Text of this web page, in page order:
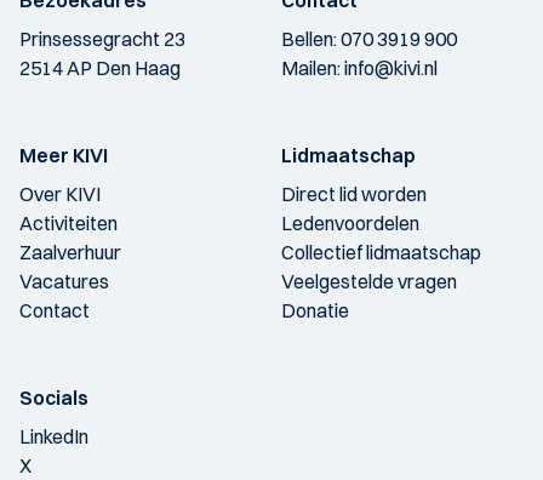
Prinsessegracht 23
2514 AP Den Haag
Bellen:070 3919 900
Mailen:info@kivi.nl
Meer KIVI
Over KIVI
Activiteiten
Zaalverhuur
Vacatures
Contact
Lidmaatschap
Direct lid worden
Ledenvoordelen
Collectief lidmaatschap
Veelgestelde vragen
Donatie
Socials
LinkedIn
X